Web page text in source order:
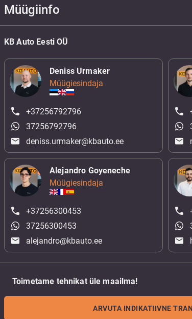
Müügiinfo
KB Auto Eesti OÜ
Deniss Urmaker
Müügiesindaja
+37256792796
37256792796
deniss.urmaker@kbauto.ee
Alejandro Goyeneche
Müügiesindaja
+37256300453
37256300453
alejandro@kbauto.ee
Toimetame tehnikat üle maailma!
ARVUTA INDIKATIIVNE